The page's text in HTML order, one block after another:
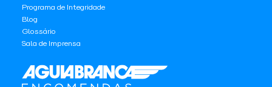
Programa de Integridade
Blog
Glossário
Sala de Imprensa